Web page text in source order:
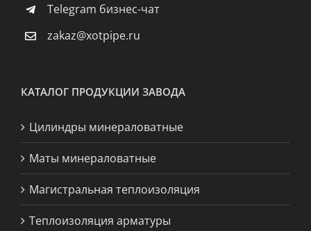
Telegram бизнес-чат
zakaz@xotpipe.ru
КАТАЛОГ ПРОДУКЦИИ ЗАВОДА
Цилиндры минераловатные
Маты минераловатные
Магистральная теплоизоляция
Теплоизоляция арматуры